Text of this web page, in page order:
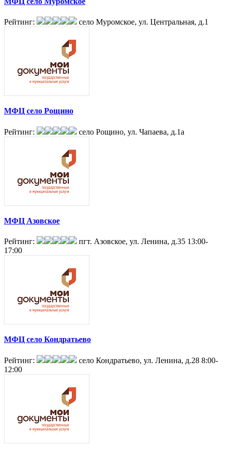
Рейтинг: село Муромское, ул. Центральная, д.1
МФЦ село Рощино
Рейтинг: село Рощино, ул. Чапаева, д.1а
МФЦ Азовское
Рейтинг: пгт. Азовское, ул. Ленина, д.35 13:00-
17:00
МФЦ село Кондратьево
Рейтинг: село Кондратьево, ул. Ленина, д.28 8:00-
12:00